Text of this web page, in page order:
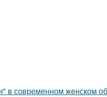
в современном женском